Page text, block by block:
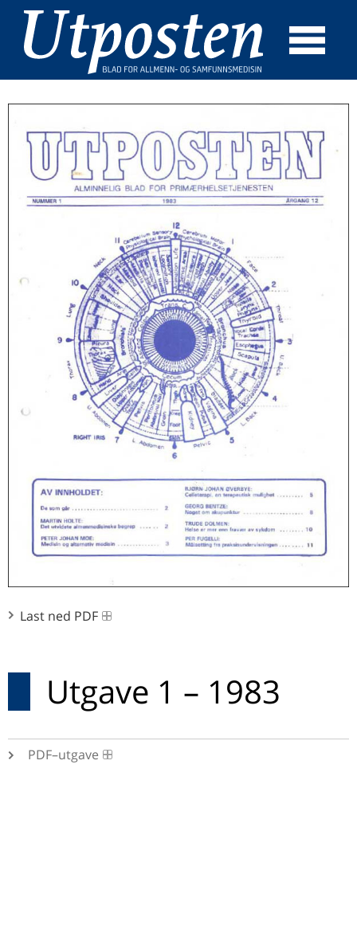
☰
Last ned PDF
Utgave 1 – 1983
PDF–utgave